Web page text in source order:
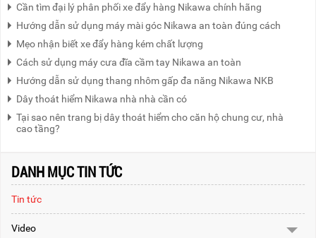
Cần tìm đại lý phân phối xe đẩy hàng Nikawa chính hãng
Hướng dẫn sử dụng máy mài góc Nikawa an toàn đúng cách
Mẹo nhận biết xe đẩy hàng kém chất lượng
Cách sử dụng máy cưa đĩa cầm tay Nikawa an toàn
Hướng dẫn sử dụng thang nhôm gấp đa năng Nikawa NKB
Dây thoát hiểm Nikawa nhà nhà cần có
Tại sao nên trang bị dây thoát hiểm cho căn hộ chung cư, nhà
cao tầng?
DANH MỤC TIN TỨC
Tin tức
Video